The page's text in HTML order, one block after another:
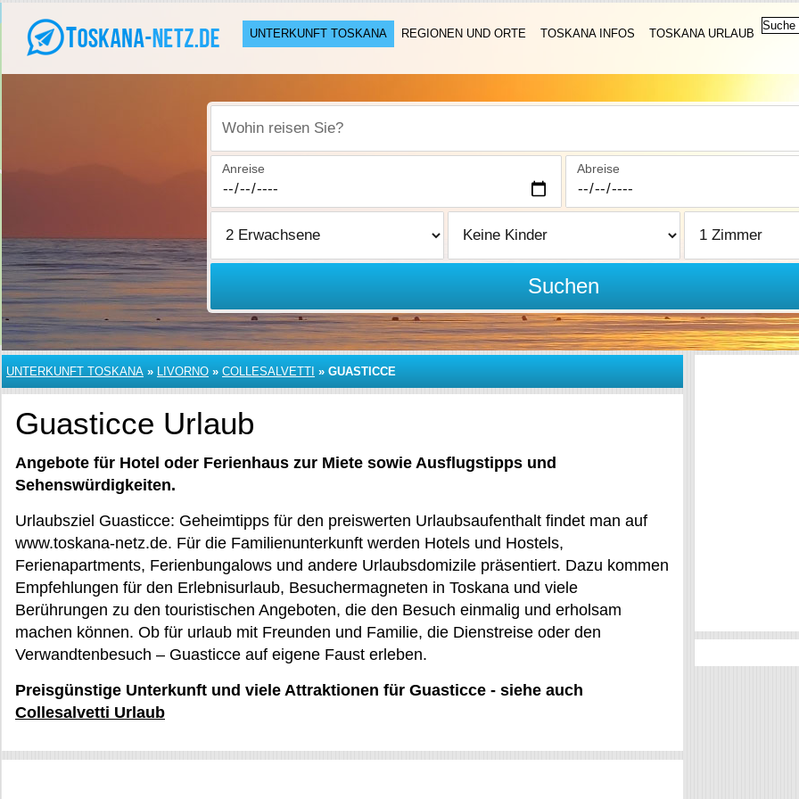
UNTERKUNFT TOSKANA REGIONEN UND ORTE TOSKANA INFOS TOSKANA URLAUB
Wohin reisen Sie?
Anreise Abreise
Suchen
UNTERKUNFT TOSKANA » LIVORNO » COLLESALVETTI » GUASTICCE
Guasticce Urlaub
Angebote für Hotel oder Ferienhaus zur Miete sowie Ausflugstipps und
Sehenswürdigkeiten.
Urlaubsziel Guasticce: Geheimtipps für den preiswerten Urlaubsaufenthalt findet man auf
www.toskana-netz.de. Für die Familienunterkunft werden Hotels und Hostels,
Ferienapartments, Ferienbungalows und andere Urlaubsdomizile präsentiert. Dazu kommen
Empfehlungen für den Erlebnisurlaub, Besuchermagneten in Toskana und viele
Berührungen zu den touristischen Angeboten, die den Besuch einmalig und erholsam
machen können. Ob für urlaub mit Freunden und Familie, die Dienstreise oder den
Verwandtenbesuch – Guasticce auf eigene Faust erleben.
Preisgünstige Unterkunft und viele Attraktionen für Guasticce - siehe auch
Collesalvetti Urlaub